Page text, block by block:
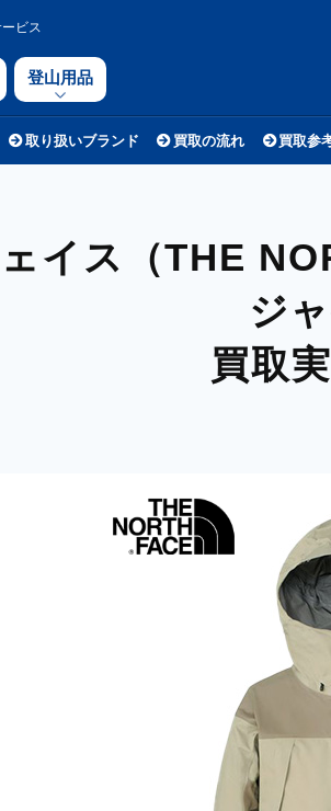
ビス
登山用品
取り扱いブランド 買取の流れ 買取参
イス（THE
ジ
買取